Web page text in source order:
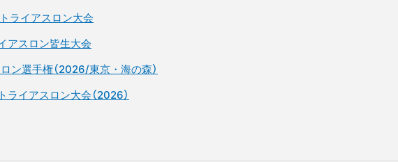
ライアスロン大会
アスロン皆生大会
ン選手権（2026/東京・海の森）
イアスロン大会（2026）